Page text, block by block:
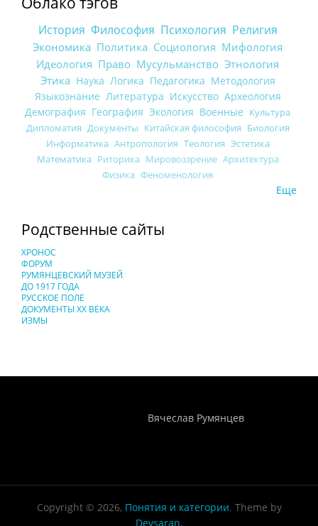
История Философия Психология Религия
Экономика Политика Социология Мифология
Идеология Право Мусульманство Этнология
Этика Наука Логика Педагогика Методология
Языкознание Литература Искусство Археология
Демография География Экология Военные Культура
Дипломатия Документы Китайская философия Биология
Информатика Антропология Теология Эстетика
Математика Риторика Мировоззрение Архитектура
Физика Феноменология
Еще
Родственные сайты
ХРОНОС
ФОРУМ
РУМЯНЦЕВСКИЙ МУЗЕЙ
ДО 1917 ГОДА
РУССКОЕ ПОЛЕ
ДОКУМЕНТЫ XX ВЕКА
ИЗМЫ
Вячеслав Румянцев
Copyright © 2026, Понятия и категории. Theme by
Devsaran.